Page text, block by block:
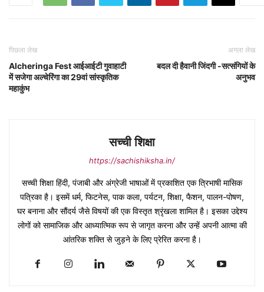
पिछला लेख
Alcheringa Fest आईआईटी गुवाहाटी
में सजेगा अल्चेरिंगा का 29वां सांस्कृतिक
महाकुंभ
अगला लेख
बदल दी हैवानी जिंदगी -सत्संगियों के
अनुभव
सच्ची शिक्षा
https://sachishiksha.in/
सच्ची शिक्षा हिंदी, पंजाबी और अंग्रेजी भाषाओं में प्रकाशित एक त्रिभाषी मासिक
पत्रिका है। इसमें धर्म, फिटनेस, पाक कला, पर्यटन, शिक्षा, फैशन, पालन-पोषण,
घर बनाना और सौंदर्य जैसे विषयों की एक विस्तृत श्रृंखला शामिल है। इसका उद्देश्य
लोगों को सामाजिक और आध्यात्मिक रूप से जागृत करना और उन्हें अपनी आत्मा की
आंतरिक शक्ति से जुड़ने के लिए प्रेरित करना है।